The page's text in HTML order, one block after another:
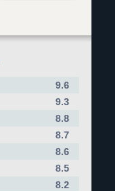
9.6
9.3
8.8
8.7
8.6
8.5
8.2